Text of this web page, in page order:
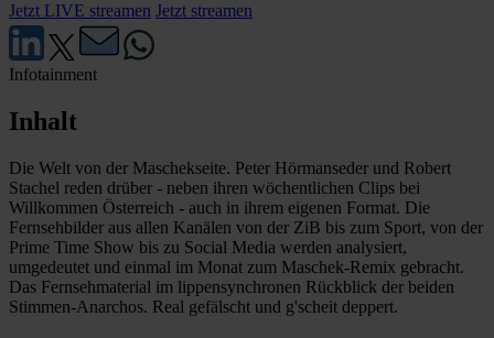
Jetzt LIVE streamen Jetzt streamen
Infotainment
Inhalt
Die Welt von der Maschekseite. Peter Hörmanseder und Robert
Stachel reden drüber - neben ihren wöchentlichen Clips bei
Willkommen Österreich - auch in ihrem eigenen Format. Die
Fernsehbilder aus allen Kanälen von der ZiB bis zum Sport, von der
Prime Time Show bis zu Social Media werden analysiert,
umgedeutet und einmal im Monat zum Maschek-Remix gebracht.
Das Fernsehmaterial im lippensynchronen Rückblick der beiden
Stimmen-Anarchos. Real gefälscht und g'scheit deppert.